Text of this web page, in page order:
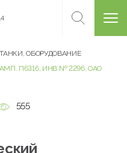
ОБОРУДОВАНИЕ
П6316, ИНВ.№ 2296, ОАО
555